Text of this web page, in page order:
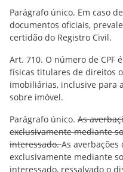
Parágrafo único. Em caso
documentos oficiais,
certidão do Registro Civil.
Art. 710. O número de CPF
físicas titulares de direitos
imobiliárias, inclusive para
sobre imóvel.
Parágrafo único. As
exclusivamente mediante
interessado.As averbações
exclusivamente mediante
interessado, ressalvado o